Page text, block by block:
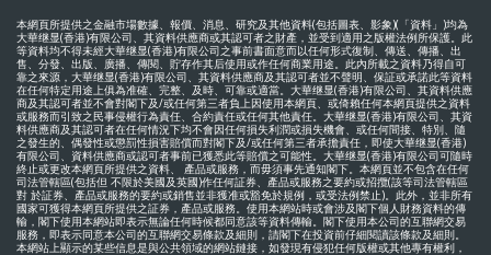
本網頁所提供之金融市場數據、報價、消息、研究及其他資料(包括圖表、影象)(「資料」)均為
大華继显(香港)有限公司、其資料供應商或其認可者之財產，並受到適用之版權法例所保護。此
等資料均不得未經大華继显(香港)有限公司之事前書面意而以任何形式復制、傳送、傳播、出
售、分發、出版、廣播、傳閱、貯存作其后使用或作任何商業用途。此內所載之資料乃得自可
靠之來源，大華继显(香港)有限公司、其資料供應商及其認可者並不聲明、保証或承諾此等資料
在任何特定用途上俱為准確、完整、及時、可靠或適當。大華继显(香港)有限公司、其資料供應
商及其認可者並不會對閣下及/或任何第三者負上因使用本網頁、或倚賴任何本網頁提供之資料
或服務而引致之民事侵權行為責任、合約責任或任何其他責任。大華继显(香港)有限公司、其資
料供應商及其認可者在任何情況下均不會因任何損失利潤或損失機會、或任何間接、特別、隨
之發生的、偶發性或懲罰性損害賠償而對閣下及/或任何第三者承擔責任，即使大華继显(香港)
有限公司、資料供應商或認可者事前已獲悉此等賠償之可能性。大華继显(香港)有限公司可隨時
終止或更改本網頁所提供之資料、 產品或服務，而毋須事先通知閣下。本網頁並不包含在任何
司法管轄區(包括但 不限於美國及英國)作任何証券、產品或服務之要約或招攬(該等司法管轄區
對 於証券、產品或服務的要約或銷售並非獲准或豁免於規例，或受法例禁止)。此外，並非所有
國家可獲得本網頁所提供之証券，產品或服務。使用本網站時或會涉及閣下個人財務資料的傳
輸，閣下使用本網站即表示無論任何時候都同意該等資料傳輸。閣下使用本公司的互聯網交易
服務，即表示同意本公司的互聯網交易條款及細則，請閣下在投資前仔細閱讀該條款及細則。
本網站上顯示的某些信息是與公共領域的網站鏈接，如發現有侵犯任何版權或其他專有權利，